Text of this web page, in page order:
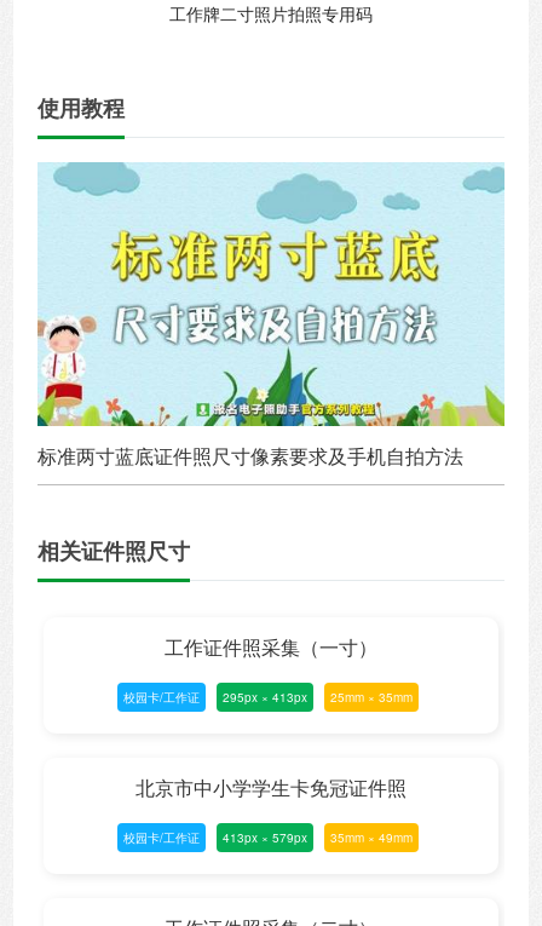
工作牌二寸照片拍照专用码
使用教程
标准两寸蓝底证件照尺寸像素要求及手机自拍方法
相关证件照尺寸
工作证件照采集（一寸）
校园卡/工作证 295px × 413px 25mm × 35mm
北京市中小学学生卡免冠证件照
校园卡/工作证 413px × 579px 35mm × 49mm